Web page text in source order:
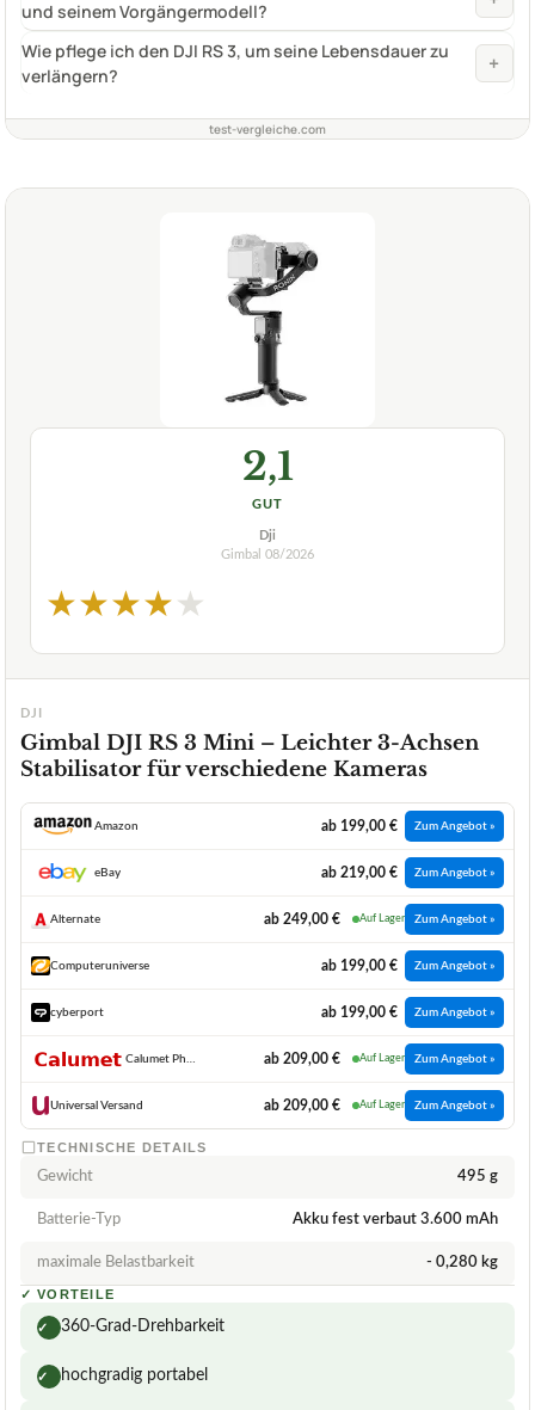
und seinem Vorgängermodell?
Wie pflege ich den DJI RS 3, um seine Lebensdauer zu
verlängern?
+
test-vergleiche.com
2,1
GUT
Dji
Gimbal 08/2026
★★★★★
DJI
Gimbal DJI RS 3 Mini – Leichter 3-Achsen
Stabilisator für verschiedene Kameras
Amazon ab 199,00 € Zum Angebot »
eBay ab 219,00 € Zum Angebot »
Alternate ab 249,00 € Auf Lager Zum Angebot »
Computeruniverse ab 199,00 € Zum Angebot »
cyberport ab 199,00 € Zum Angebot »
Calumet Photo Video GmbH ab 209,00 € Auf Lager Zum Angebot »
Universal Versand ab 209,00 € Auf Lager Zum Angebot »
TECHNISCHE DETAILS
Gewicht 495 g
Batterie-Typ Akku fest verbaut 3.600 mAh
maximale Belastbarkeit - 0,280 kg
✓ VORTEILE
✓ 360-Grad-Drehbarkeit
✓ hochgradig portabel